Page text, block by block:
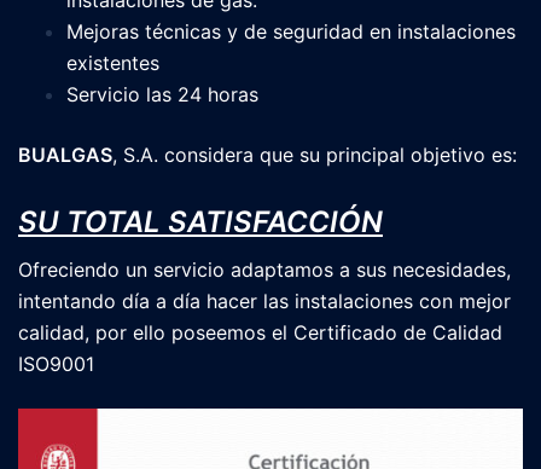
Mejoras técnicas y de seguridad en instalaciones
existentes
Servicio las 24 horas
BUALGAS, S.A. considera que su principal objetivo es:
SU TOTAL SATISFACCIÓN
Ofreciendo un servicio adaptamos a sus necesidades,
intentando día a día hacer las instalaciones con mejor
calidad, por ello poseemos el Certificado de Calidad
ISO9001